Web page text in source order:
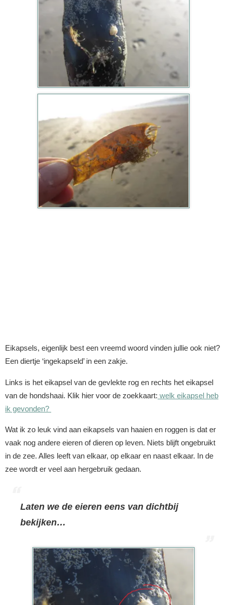
Eikapsels, eigenlijk best een vreemd woord vinden jullie ook niet?
Een diertje ‘ingekapseld’ in een zakje.
Links is het eikapsel van de gevlekte rog en rechts het eikapsel
van de hondshaai. Klik hier voor de zoekkaart: welk eikapsel heb
ik gevonden?
Wat ik zo leuk vind aan eikapsels van haaien en roggen is dat er
vaak nog andere eieren of dieren op leven. Niets blijft ongebruikt
in de zee. Alles leeft van elkaar, op elkaar en naast elkaar. In de
zee wordt er veel aan hergebruik gedaan.
Laten we de eieren eens van dichtbij
bekijken…